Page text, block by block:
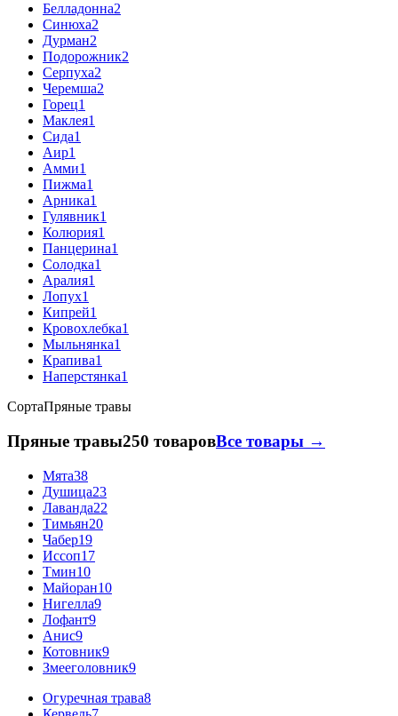
Белладонна2
Синюха2
Дурман2
Подорожник2
Серпуха2
Черемша2
Горец1
Маклея1
Сида1
Аир1
Амми1
Пижма1
Арника1
Гулявник1
Колюрия1
Панцерина1
Солодка1
Аралия1
Лопух1
Кипрей1
Кровохлебка1
Мыльнянка1
Крапива1
Наперстянка1
СортаПряные травы
Пряные травы250 товаровВсе товары →
Мята38
Душица23
Лаванда22
Тимьян20
Чабер19
Иссоп17
Тмин10
Майоран10
Нигелла9
Лофант9
Анис9
Котовник9
Змееголовник9
Огуречная трава8